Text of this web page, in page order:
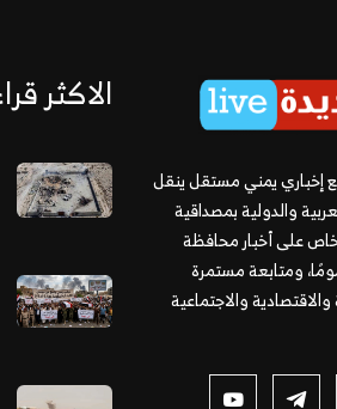
إخباري يمني مستقل ينقل
والدولية بمصداقية
على أخبار محافظة
ومتابعة مستمرة
والاجتماعية
الاكثر